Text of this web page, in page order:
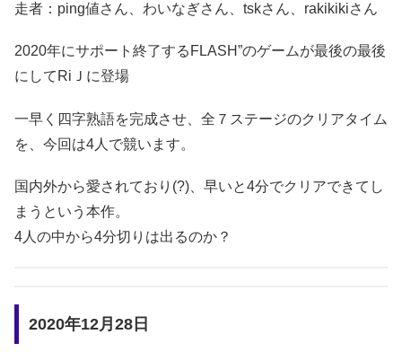
走者：ping値さん、わいなぎさん、tskさん、rakikikiさん
2020年にサポート終了するFLASH”のゲームが最後の最後
にしてRiＪに登場
一早く四字熟語を完成させ、全７ステージのクリアタイム
を、今回は4人で競います。
国内外から愛されており(?)、早いと4分でクリアできてし
まうという本作。
4人の中から4分切りは出るのか？
2020年12月28日